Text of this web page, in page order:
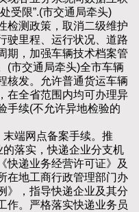
受限”.(市交通局牵头)
测政策，取消二级维护
驶里程、运行状况、道路
期，加强车辆技术档案管
(市交通局牵头)全市车辆
核发。允许普通货运车辆
在全省范围内均可办理异
手续(不允许异地检验的
端网点备案手续。推
的落实，快递企业分支机
快递业务经营许可证》及
在地工商行政管理部门办
》，指导快递企业及其分
作。严格落实快递业务员